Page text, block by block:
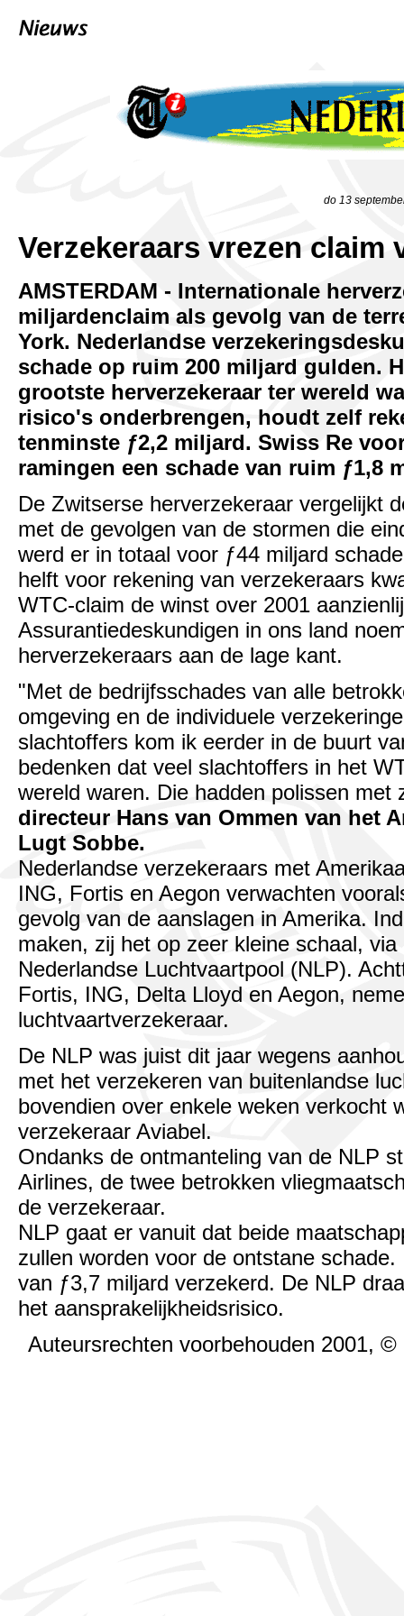
do 13
Verzekeraars vrezen claim
AMSTERDAM - Internationale
miljardenclaim als gevolg van de
York. Nederlandse
schade op ruim 200 miljard gulden.
grootste herverzekeraar ter wereld
risico's onderbrengen, houdt zelf
tenminste ƒ2,2 miljard. Swiss Re
ramingen een schade van ruim ƒ1,8
De Zwitserse herverzekeraar vergelijkt
met de gevolgen van de stormen die
werd er in totaal voor ƒ44 miljard
helft voor rekening van verzekeraars
WTC-claim de winst over 2001
Assurantiedeskundigen in ons land
herverzekeraars aan de lage kant.
"Met de bedrijfsschades van alle
omgeving en de individuele
slachtoffers kom ik eerder in de buurt
bedenken dat veel slachtoffers in het
wereld waren. Die hadden polissen
directeur Hans van Ommen van het
Lugt Sobbe.
Nederlandse verzekeraars met
ING, Fortis en Aegon verwachten
gevolg van de aanslagen in Amerika.
maken, zij het op zeer kleine schaal,
Nederlandse Luchtvaartpool (NLP).
Fortis, ING, Delta Lloyd en Aegon,
luchtvaartverzekeraar.
De NLP was juist dit jaar wegens
met het verzekeren van buitenlandse
bovendien over enkele weken verkocht
verzekeraar Aviabel.
Ondanks de ontmanteling van de NLP
Airlines, de twee betrokken
de verzekeraar.
NLP gaat er vanuit dat beide
zullen worden voor de ontstane
van ƒ3,7 miljard verzekerd. De NLP
het aansprakelijkheidsrisico.
Auteursrechten voorbehouden 2001,